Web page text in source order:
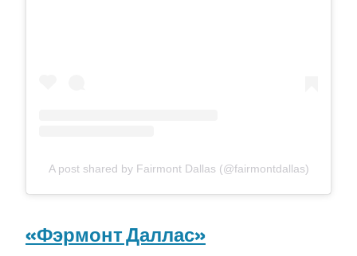
A post shared by Fairmont Dallas (@fairmontdallas)
«Фэрмонт Даллас»